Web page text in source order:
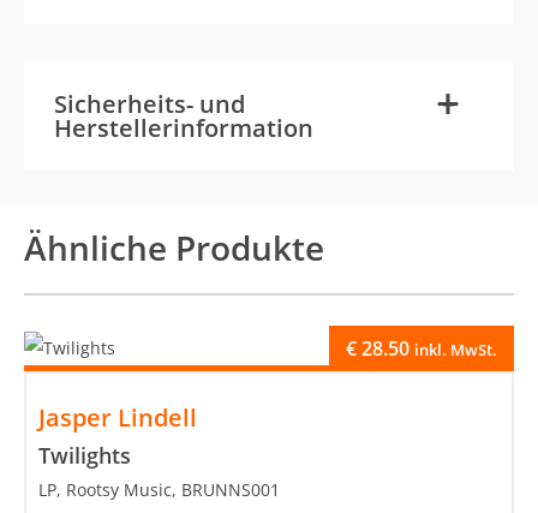
Sicherheits- und
Herstellerinformation +
-
Ähnliche Produkte
Jasper Lindell
Twilights
€28.50 inkl. MwSt.
LP, Rootsy Music, BRUNNS001